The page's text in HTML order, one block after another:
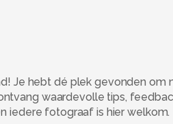
Je hebt dé plek gevonden om
waardevolle tips,
iedere fotograaf is hier welkom.